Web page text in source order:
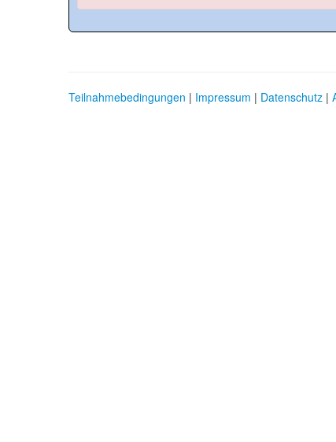
Teilnahmebedingungen | Impressum | Datenschutz |